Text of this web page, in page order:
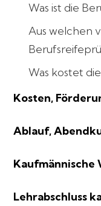
Was ist die
Aus welchen
Was kostet
Kosten,
Ablauf,
Lehrabschluss